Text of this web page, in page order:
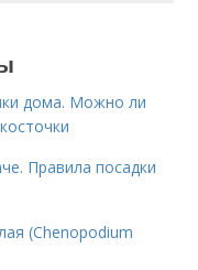
дома. Можно ли
Правила посадки
(Chenopodium